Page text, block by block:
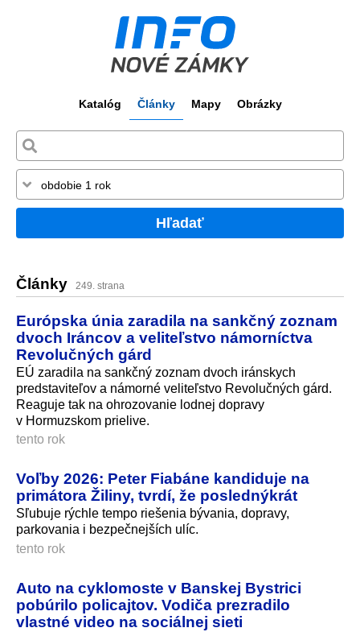
Katalóg Články Mapy Obrázky
Hľadať
Články 249. strana
Európska únia zaradila na sankčný zoznam
dvoch Iráncov a veliteľstvo námorníctva
Revolučných gárd
EÚ zaradila na sankčný zoznam dvoch iránskych
predstaviteľov a námorné veliteľstvo Revolučných gárd.
Reaguje tak na ohrozovanie lodnej dopravy
v Hormuzskom prielive.
tento rok
Voľby 2026: Peter Fiabáne kandiduje na
primátora Žiliny, tvrdí, že poslednýkrát
Sľubuje rýchle tempo riešenia bývania, dopravy,
parkovania i bezpečnejších u­líc.
tento rok
Auto na cyklomoste v Banskej Bystrici
pobúrilo policajtov. Vodiča prezradilo
vlastné video na sociálnej sieti